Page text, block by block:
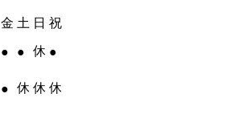
金 土 日 祝
● ● 休 ●
● 休 休 休